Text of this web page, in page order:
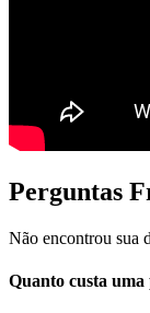
Perguntas
Não encontrou sua
Quanto custa